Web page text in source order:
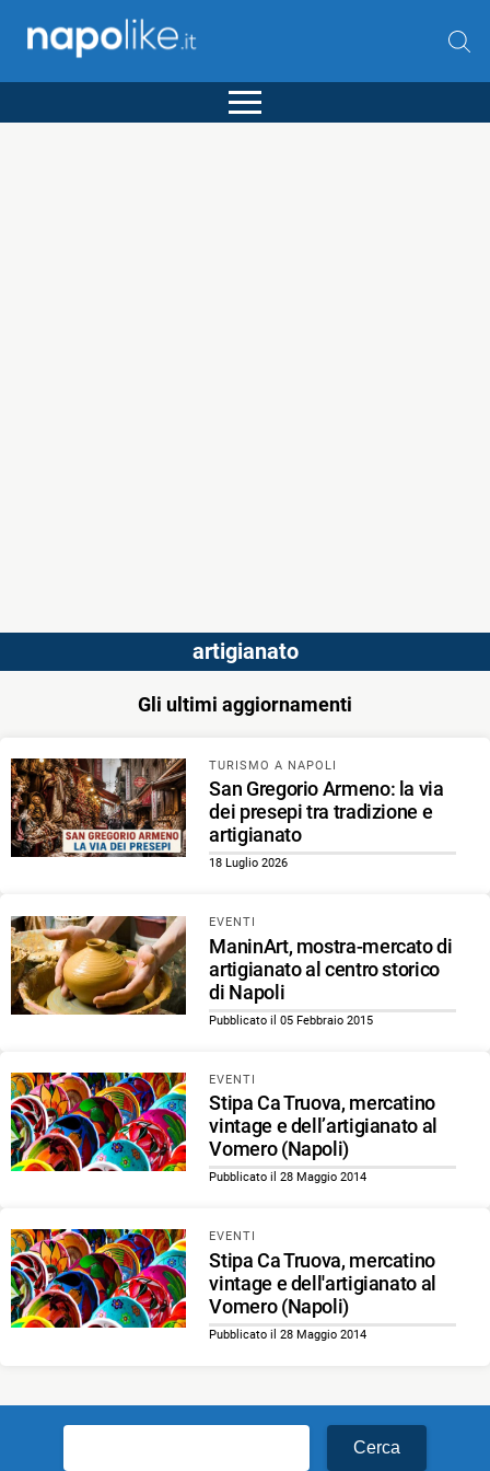
artigianato
Gli ultimi aggiornamenti
TURISMO A NAPOLI
San Gregorio Armeno: la via
dei presepi tra tradizione e
artigianato
18 Luglio 2026
EVENTI
ManinArt, mostra-mercato di
artigianato al centro storico
di Napoli
Pubblicato il 05 Febbraio 2015
EVENTI
Stipa Ca Truova, mercatino
vintage e dell’artigianato al
Vomero (Napoli)
Pubblicato il 28 Maggio 2014
EVENTI
Stipa Ca Truova, mercatino
vintage e dell'artigianato al
Vomero (Napoli)
Pubblicato il 28 Maggio 2014
per: